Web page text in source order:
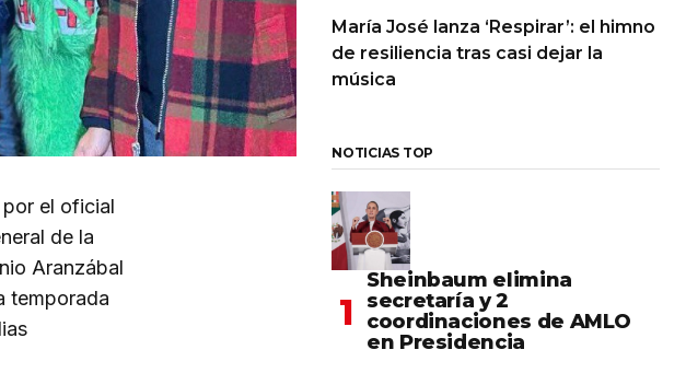
el oficial
de la
Aranzábal
temporada
María José lanza ‘Respirar’: el himno
de resiliencia tras casi dejar la
música
NOTICIAS TOP
Sheinbaum elimina
secretaría y 2
coordinaciones de AMLO
en Presidencia